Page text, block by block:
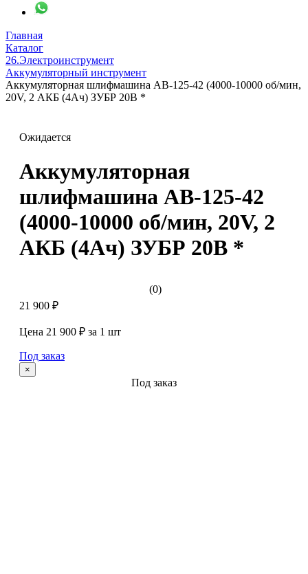
Главная
Каталог
26.Электроинструмент
Аккумуляторный инструмент
Аккумуляторная шлифмашина AB-125-42 (4000-10000 об/мин,
20V, 2 АКБ (4Ач) ЗУБР 20В *
Ожидается
Аккумуляторная
шлифмашина AB-125-42
(4000-10000 об/мин, 20V, 2
АКБ (4Ач) ЗУБР 20В *
(0)
21 900 ₽
Цена 21 900 ₽ за 1 шт
Под заказ
×
Под заказ